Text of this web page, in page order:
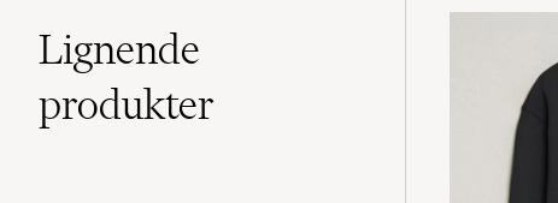
Lignende
produkter